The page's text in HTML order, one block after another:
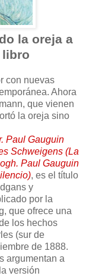
la oreja a
libro
con nuevas
Ahora
que vienen
la oreja sino
Paul Gauguin
Schweigens (La
Paul Gauguin
, es el título
y
por la
que ofrece una
los hechos
(sur de
de 1888.
argumentan a
versión